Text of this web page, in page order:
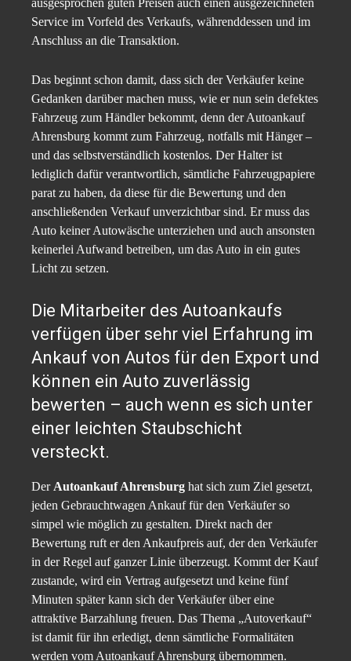
Service im Vorfeld des Verkaufs, währenddessen und im
Anschluss an die Transaktion.
Das beginnt schon damit, dass sich der Verkäufer keine
Gedanken darüber machen muss, wie er nun sein defektes
Fahrzeug zum Händler bekommt, denn der Autoankauf
Ahrensburg kommt zum Fahrzeug, notfalls mit Hänger –
und das selbstverständlich kostenlos. Der Halter ist
lediglich dafür verantwortlich, sämtliche Fahrzeugpapiere
parat zu haben, da diese für die Bewertung und den
anschließenden Verkauf unverzichtbar sind. Er muss das
Auto keiner Autowäsche unterziehen und auch ansonsten
keinerlei Aufwand betreiben, um das Auto in ein gutes
Licht zu setzen.
Die Mitarbeiter des Autoankaufs
verfügen über sehr viel Erfahrung im
Ankauf von Autos für den Export und
können ein Auto zuverlässig
bewerten – auch wenn es sich unter
einer leichten Staubschicht
versteckt.
Der Autoankauf Ahrensburg hat sich zum Ziel gesetzt,
jeden Gebrauchtwagen Ankauf für den Verkäufer so
simpel wie möglich zu gestalten. Direkt nach der
Bewertung ruft er den Ankaufpreis auf, der den Verkäufer
in der Regel auf ganzer Linie überzeugt. Kommt der Kauf
zustande, wird ein Vertrag aufgesetzt und keine fünf
Minuten später kann sich der Verkäufer über eine
attraktive Barzahlung freuen. Das Thema „Autoverkauf“
ist damit für ihn erledigt, denn sämtliche Formalitäten
werden vom Autoankauf Ahrensburg übernommen.